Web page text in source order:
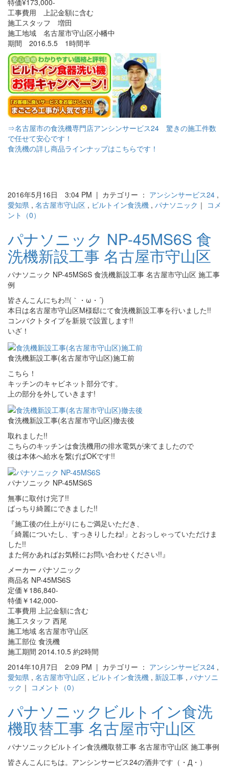
特価¥173,000-
工事費用 上記金額に含む
施工スタッフ 増田
施工地域 名古屋市守山区小幡中
期間 2016.5.5 1時間半
⇒名古屋市の食洗機専門店アンシンサービス24 驚きの施工件数
で任せて安心です！
食洗機の詳し商品ラインナップはこちらです！
2016年5月16日 3:04 PM | カテゴリー ： アンシンサービス24 ,
愛知県 , 名古屋市守山区 , ビルトイン食洗機 , パナソニック ｜ コメ
ント（0）
パナソニック NP-45MS6S 食
洗機新設工事 名古屋市守山区
パナソニック NP-45MS6S 食洗機新設工事 名古屋市守山区 施工事
例
皆さんこんにちわ!!(｀・ω・´)
本日は名古屋市守山区M様邸にて食洗機新設工事を行いました!!
コンパクトタイプを新規で設置します!!
いざ！
食洗機新設工事(名古屋市守山区)施工前
こちら！
キッチンのキャビネット部分です。
上の部分を外していきます!
食洗機新設工事(名古屋市守山区)撤去後
取れました!!
こちらのキッチンは食洗機用の排水電気が来てましたので
後は本体へ給水を繋げばOKです!!
パナソニック NP-45MS6S
無事に取付け完了!!
ばっちり綺麗にできました!!
『施工後の仕上がりにもご満足いただき、
「綺麗についたし、すっきりしたね!」とおっしゃっていただけま
した!!
また何かあればお気軽にお問い合わせください!!』
メーカー パナソニック
商品名 NP-45MS6S
定価￥186,840-
特価￥142,000-
工事費用 上記金額に含む
施工スタッフ 西尾
施工地域 名古屋市守山区
施工部位 食洗機
施工期間 2014.10.5 約2時間
2014年10月7日 2:09 PM | カテゴリー ： アンシンサービス24 ,
愛知県 , 名古屋市守山区 , ビルトイン食洗機 , 新設工事 , パナソニ
ック ｜ コメント（0）
パナソニックビルトイン食洗
機取替工事 名古屋市守山区
パナソニックビルトイン食洗機取替工事 名古屋市守山区 施工事例
皆さんこんにちは。アンシンサービス24の酒井です（・Д・）